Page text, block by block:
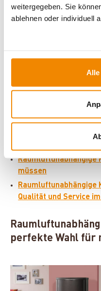
weitergegeben. Sie
ablehnen oder individuell
Alle
Raumluftunabhängige
Raumluftunabhängige
müssen
Raumluftunabhängige
Qualität und Service
perfekte Wahl für